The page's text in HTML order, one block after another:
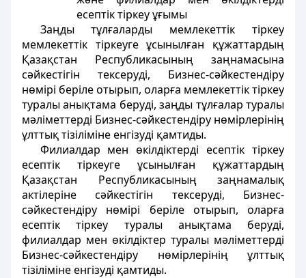
есептік тіркеу ұғымы
Заңды тұлғаларды мемлекеттiк тiркеу
мемлекеттік тіркеуге ұсынылған құжаттардың
Қазақстан Республикасының заңнамасына
сәйкестiгiн тексерудi, Бизнес-сәйкестендіру
нөмiрi беріле отырып, оларға мемлекеттiк тiркеу
туралы анықтама беруді, заңды тұлғалар туралы
мәлiметтердi Бизнес-сәйкестендiру нөмiрлерiнiң
ұлттық тiзiлiмiне енгiзудi қамтиды.
Филиалдар мен өкілдіктерді есептік тіркеу
есептік тіркеуге ұсынылған құжаттардың
Қазақстан Республикасының заңнамалық
актілеріне сәйкестігін тексеруді, Бизнес-
сәйкестендіру нөмiрi беріле отырып, оларға
есептік тіркеу туралы анықтама беруді,
филиалдар мен өкілдіктер туралы мәліметтерді
Бизнес-сәйкестендiру нөмiрлерiнiң ұлттық
тiзiлiмiне енгізуді қамтиды.